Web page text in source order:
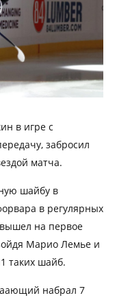
в игре с
забросил
матча.
шайбу в
в регулярных
на первое
Марио Лемье и
таких шайб.
набрал 7